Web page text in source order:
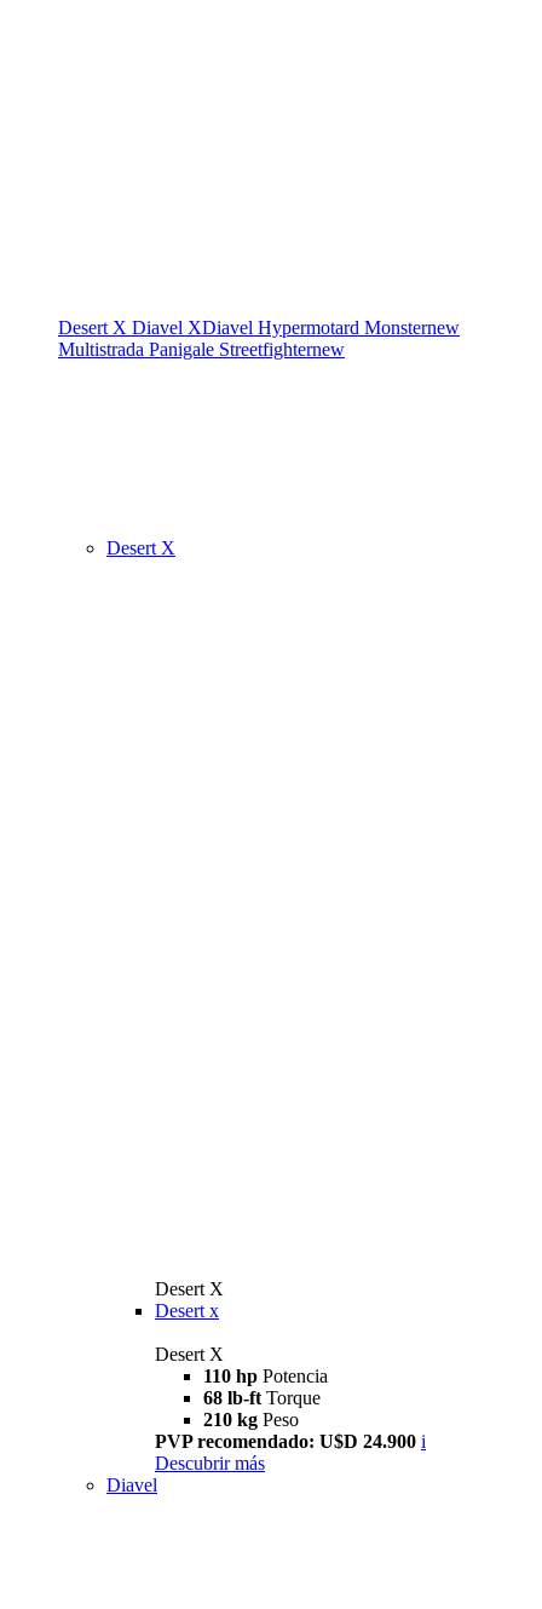
Desert X Diavel XDiavel Hypermotard Monsternew
Multistrada Panigale Streetfighternew
Desert X
Desert X
Desert x
Desert X
110 hp Potencia
68 lb-ft Torque
210 kg Peso
PVP recomendado: U$D 24.900 i
Descubrir más
Diavel